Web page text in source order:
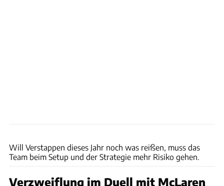
Will Verstappen dieses Jahr noch was reißen, muss das
Team beim Setup und der Strategie mehr Risiko gehen.
Verzweiflung im Duell mit McLaren